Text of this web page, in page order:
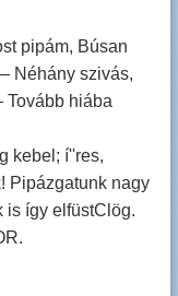
pipám, Búsan
Néhány szivás,
hiába
kebel; í''res,
Pipázgatunk nagy
is így elfüstClög.